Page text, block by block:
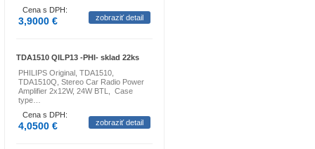
Cena s DPH:
3,9000 € zobraziť detail
TDA1510 QILP13 -PHI- sklad 22ks
PHILIPS Original, TDA1510,
TDA1510Q, Stereo Car Radio Power
Amplifier 2x12W, 24W BTL, Case
type…
Cena s DPH:
4,0500 € zobraziť detail